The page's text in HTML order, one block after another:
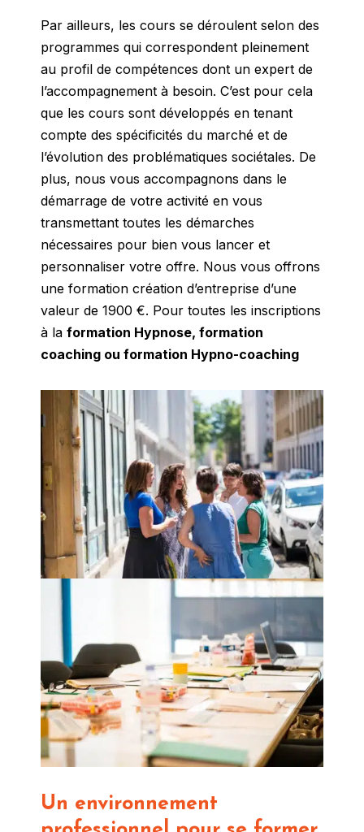
Par ailleurs, les cours se déroulent selon des
programmes qui correspondent pleinement
au profil de compétences dont un expert de
l’accompagnement à besoin. C’est pour cela
que les cours sont développés en tenant
compte des spécificités du marché et de
l’évolution des problématiques sociétales. De
plus, nous vous accompagnons dans le
démarrage de votre activité en vous
transmettant toutes les démarches
nécessaires pour bien vous lancer et
personnaliser votre offre. Nous vous offrons
une formation création d’entreprise d’une
valeur de 1900 €. Pour toutes les inscriptions
à la formation Hypnose, formation
coaching ou formation Hypno-coaching
Un environnement